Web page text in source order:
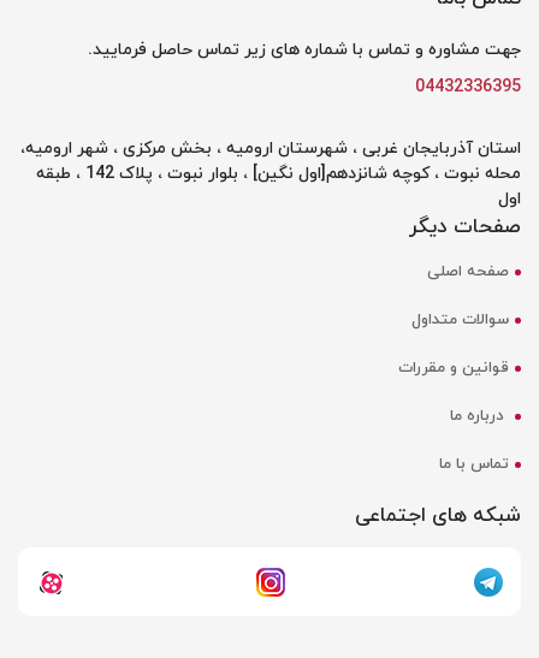
جهت مشاوره و تماس با شماره های زیر تماس حاصل فرمایید.
04432336395
استان آذربایجان غربی ، شهرستان ارومیه ، بخش مرکزی ، شهر ارومیه،
محله نبوت ، کوچه شانزدهم[اول نگین] ، بلوار نبوت ، پلاک 142 ، طبقه
اول
صفحات دیگر
صفحه اصلی
سوالات متداول
قوانین و مقررات
درباره ما
تماس با ما
شبکه های اجتماعی